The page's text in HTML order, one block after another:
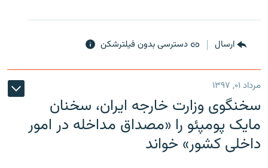
ارسال دسترسی بدون فیلترشکن
مرداد ۰۱, ۱۳۹۷
سخنگوی وزارت خارجه ایران، سخنان
مایک پومپئو را «مصداق مداخله در امور
داخلی کشور» خواند